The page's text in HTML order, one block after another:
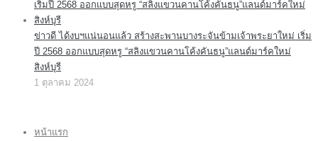
ข่าวดี ได้งบฯแน่นอนแล้ว สร้างสะพานบางระจันข้ามเจ้าพระยาใหม่ เริ่ม
ปี 2568 ออกแบบสุดหรู “สลิงแขวนคานโค้งคันธนู”แลนด์มาร์คใหม่
สิงห์บุรี
1 ตุลาคม 2024
หน้าแรก